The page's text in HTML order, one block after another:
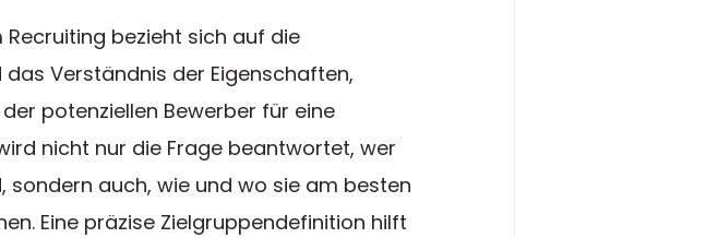
bezieht sich auf die
Verständnis der Eigenschaften,
potenziellen Bewerber für eine
nicht nur die Frage beantwortet, wer
sondern auch, wie und wo sie am besten
Eine präzise Zielgruppendefinition hilft